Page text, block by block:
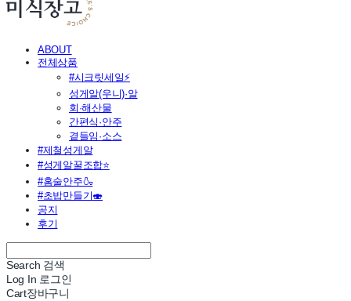
ABOUT
전체상품
#시크릿세일⚡
성게알(우니)·알
회·해산물
간편식·안주
곁들임·소스
#제철성게알
#성게알꿀조합⭐
#홈술안주🍶
#초밥만들기🍣
공지
후기
Search 검색
Log In 로그인
Cart장바구니